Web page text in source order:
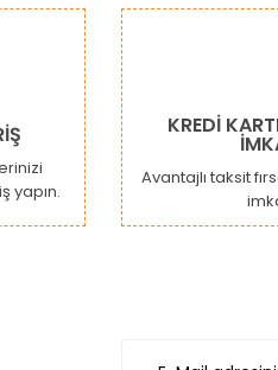
ürüne ilk yorumu siz yapın!
Yorum Yaz
yapın.
KREDİ
Avantajlı taksit